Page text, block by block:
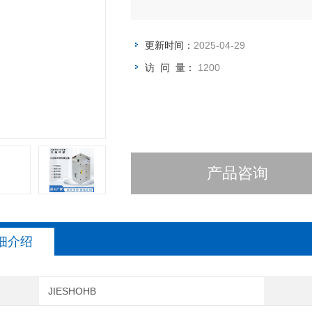
更新时间： 2025-04-29
访 问 量： 1200
产品咨询
介绍
JIESHOHB